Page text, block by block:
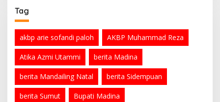
Tag
akbp arie sofandi paloh AKBP Muhammad Reza
Atika Azmi Utammi berita Madina
berita Mandailing Natal berita Sidempuan
berita Sumut Bupati Madina